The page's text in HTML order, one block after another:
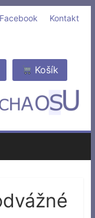
Kontakt
Facebook
Košík